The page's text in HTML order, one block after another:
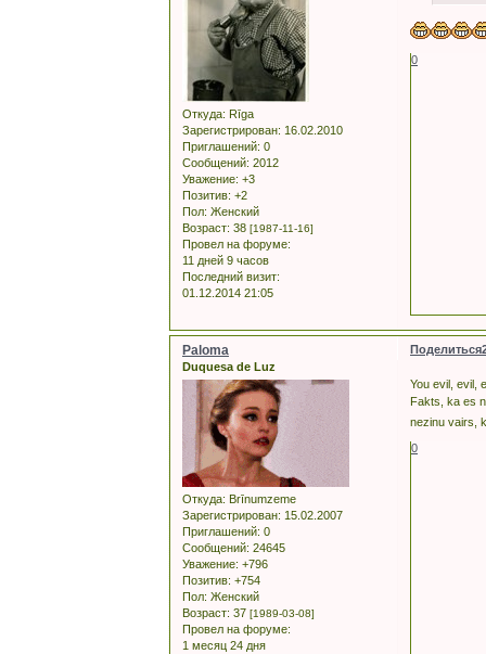
Откуда: Rīga
Зарегистрирован: 16.02.2010
Приглашений: 0
Сообщений: 2012
Уважение: +3
Позитив: +2
Пол: Женский
Возраст: 38 [1987-11-16]
Провел на форуме:
11 дней 9 часов
Последний визит:
01.12.2014 21:05
0
Поделиться
Paloma
Duquesa de Luz
Откуда: Brīnumzeme
Зарегистрирован: 15.02.2007
Приглашений: 0
Сообщений: 24645
Уважение: +796
Позитив: +754
Пол: Женский
Возраст: 37 [1989-03-08]
Провел на форуме:
1 месяц 24 дня
You evil, evil,
Fakts, ka es
nezinu vairs,
0